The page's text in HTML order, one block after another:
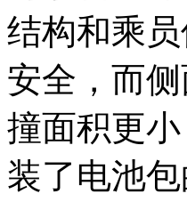
结构和乘
安全，而
撞面积更
装了电池